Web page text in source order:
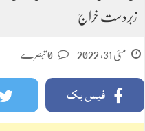
زبردست خراج
مئی 31, 2022
فیس بک